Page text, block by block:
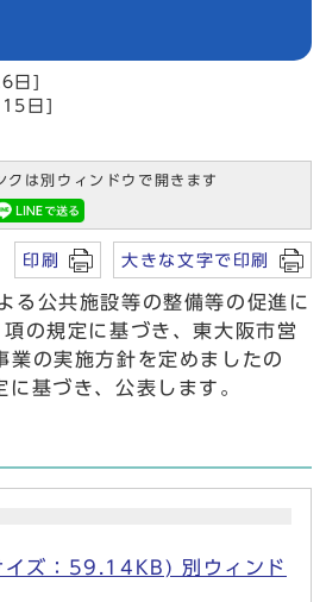
日]
日]
クは別ウィンドウで開きます
印刷 大きな文字で印刷
る公共施設等の整備等の促進に
の規定に基づき、東大阪市営
業の実施方針を定めましたの
基づき、公表します。
イズ：59.14KB) 別ウィンド